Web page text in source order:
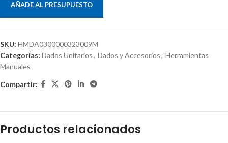
AÑADE AL PRESUPUESTO
SKU: HMDA0300000323009M
Categorías: Dados Unitarios, Dados y Accesorios, Herramientas
Manuales
Compartir:
Productos relacionados